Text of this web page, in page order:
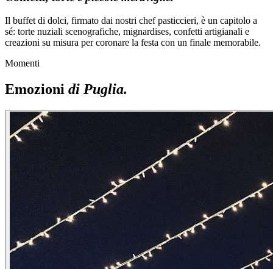
Il buffet di dolci, firmato dai nostri chef pasticcieri, è un capitolo a
sé: torte nuziali scenografiche, mignardises, confetti artigianali e
creazioni su misura per coronare la festa con un finale memorabile.
Momenti
Emozioni di Puglia.